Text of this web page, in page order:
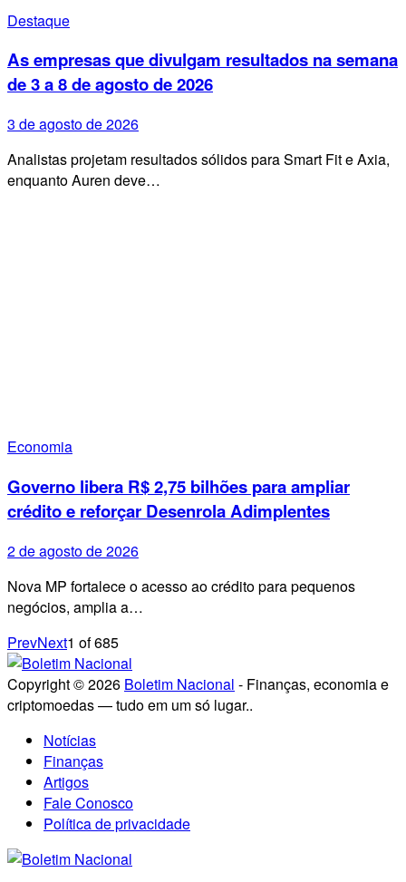
Destaque
As empresas que divulgam resultados na semana
de 3 a 8 de agosto de 2026
3 de agosto de 2026
Analistas projetam resultados sólidos para Smart Fit e Axia,
enquanto Auren deve…
Economia
Governo libera R$ 2,75 bilhões para ampliar
crédito e reforçar Desenrola Adimplentes
2 de agosto de 2026
Nova MP fortalece o acesso ao crédito para pequenos
negócios, amplia a…
PrevNext1 of685
Copyright © 2026 Boletim Nacional - Finanças, economia e
criptomoedas — tudo em um só lugar..
Notícias
Finanças
Artigos
Fale Conosco
Política de privacidade